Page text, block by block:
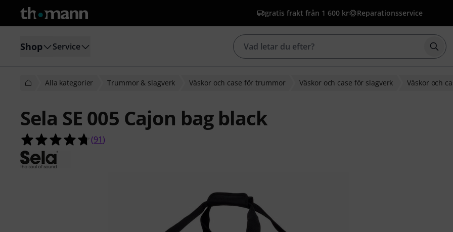
gratis frakt från 1 600 kr Reparationsservice
Shop Service
Alla kategorier Trummor & slagverk Väskor och case för trummor Väskor och case för slagverk Väskor och
Sela SE 005 Cajon bag black
4.7 av 5 stjärnor från 91 kundbetyg
(91)